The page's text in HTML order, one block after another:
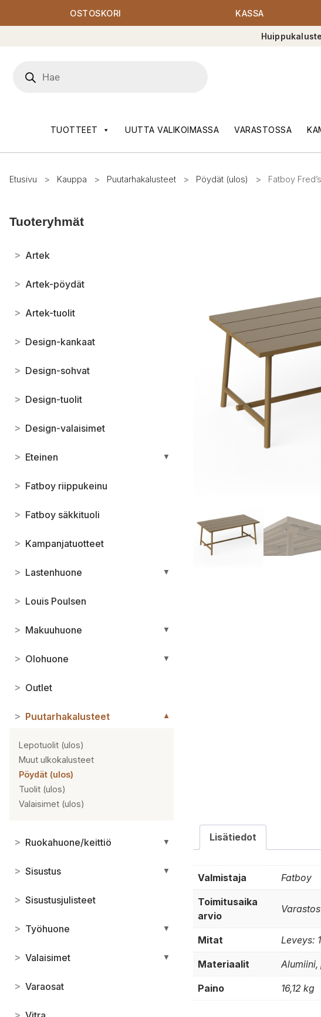
OSTOSKORI KASSA
search
TUOTTEET UUTTA VALIKOIMASSA VARASTOSSA
Etusivu > Kauppa > Puutarhakalusteet > Pöydät (ulos) > Fatboy
Tuoteryhmät
> Artek
> Artek-pöydät
> Artek-tuolit
> Design-kankaat
> Design-sohvat
> Design-tuolit
> Design-valaisimet
> Eteinen ▼
> Fatboy riippukeinu
> Fatboy säkkituoli
> Kampanjatuotteet
> Lastenhuone ▼
> Louis Poulsen
> Makuuhuone ▼
> Olohuone ▼
> Outlet
> Puutarhakalusteet ▼
Lepotuolit (ulos)
Muut ulkokalusteet
Pöydät (ulos)
Tuolit (ulos)
Valaisimet (ulos)
> Ruokahuone/keittiö ▼
> Sisustus ▼
> Sisustusjulisteet
> Työhuone ▼
> Valaisimet ▼
> Varaosat
Lisätiedot
Valmistaja Fatboy
Toimitusaika
arvio
Mitat Leveys:
Materiaalit
Paino 16,12 kg